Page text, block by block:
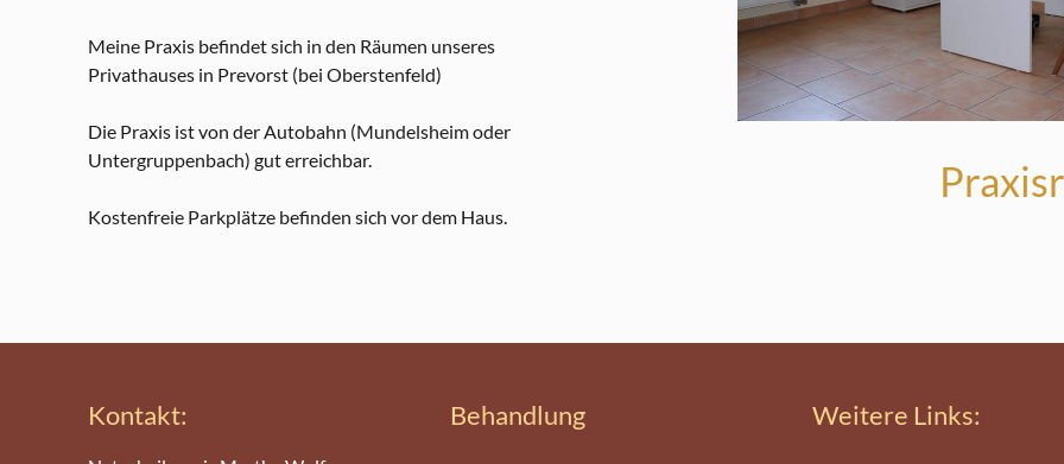
Meine Praxis befindet sich in den Räumen unseres
Privathauses in Prevorst (bei Oberstenfeld)
Die Praxis ist von der Autobahn (Mundelsheim oder
Untergruppenbach) gut erreichbar.
Kostenfreie Parkplätze befinden sich vor dem Haus.
Massageliege
Kontakt: Behandlung Weitere Links: